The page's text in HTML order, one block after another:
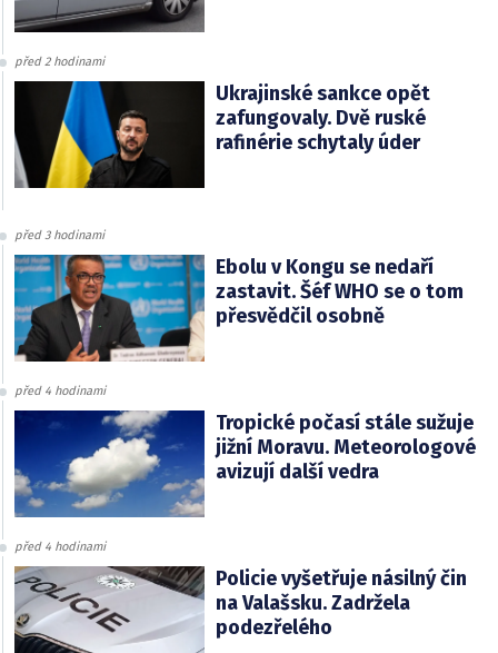
před 2 hodinami
Ukrajinské sankce opět
zafungovaly. Dvě ruské
rafinérie schytaly úder
před 3 hodinami
Ebolu v Kongu se nedaří
zastavit. Šéf WHO se o tom
přesvědčil osobně
před 4 hodinami
Tropické počasí stále sužuje
jižní Moravu. Meteorologové
avizují další vedra
před 4 hodinami
Policie vyšetřuje násilný čin
na Valašsku. Zadržela
podezřelého